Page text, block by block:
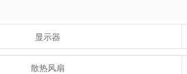
显示器
散热风扇